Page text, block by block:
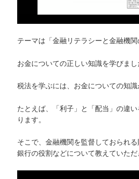
テーマは「金融リテラシーと金融機関
お金についての正しい知識を学びまし
税法を学ぶには、お金についての知識
たとえば、「利子」と「配当」の違
ります。
そこで、金融機関を監督しておられ
銀行の役割などについて教えていただ